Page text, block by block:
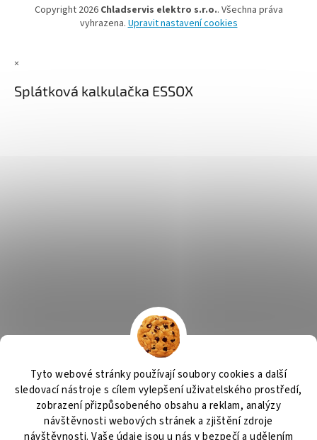
Tyto webové stránky používají soubory cookies a další
sledovací nástroje s cílem vylepšení uživatelského prostředí,
zobrazení přizpůsobeného obsahu a reklam, analýzy
návštěvnosti webových stránek a zjištění zdroje
návštěvnosti. Vaše údaje jsou u nás v bezpečí a udělením
Copyright 2026 Chladservis elektro s.r.o.. Všechna práva
vyhrazena.Upravit nastavení cookies
×
Splátková kalkulačka ESSOX